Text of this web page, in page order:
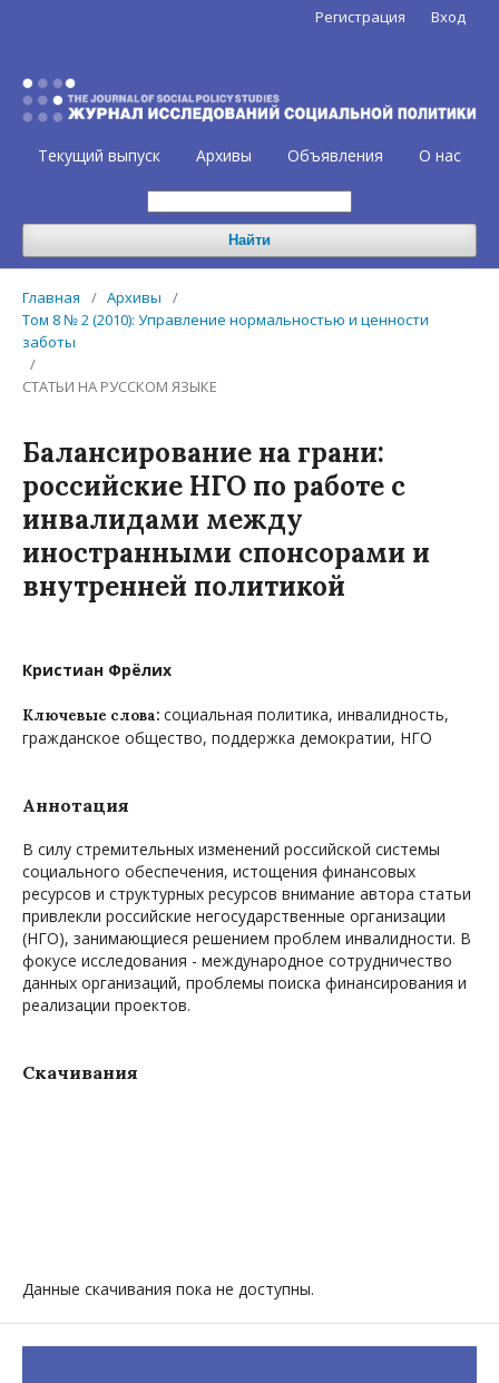
Текущий выпуск Архивы Объявления О нас
Найти
Регистрация Вход
Главная / Архивы
/
Том 8 № 2 (2010): Управление нормальностью и ценности
заботы
/
СТАТЬИ НА РУССКОМ ЯЗЫКЕ
Балансирование на грани:
российские НГО по работе с
инвалидами между
иностранными спонсорами и
внутренней политикой
Кристиан Фрёлих
Ключевые слова: социальная политика, инвалидность,
гражданское общество, поддержка демократии, НГО
Аннотация
В силу стремительных изменений российской системы
социального обеспечения, истощения финансовых
ресурсов и структурных ресурсов внимание автора статьи
привлекли российские негосударственные организации
(НГО), занимающиеся решением проблем инвалидности. В
фокусе исследования - международное сотрудничество
данных организаций, проблемы поиска финансирования и
реализации проектов.
Скачивания
Данные скачивания пока не доступны.